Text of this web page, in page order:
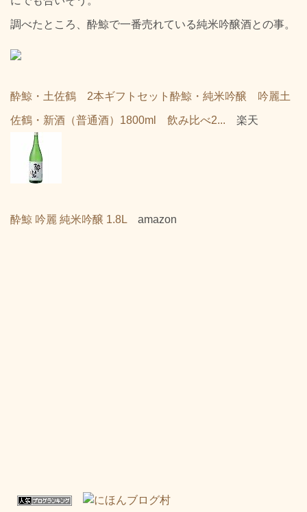
調べたところ、酔鯨で一番売れている純米吟醸酒との事。
酔鯨・土佐鶴 2本ギフトセット酔鯨・純米吟醸 吟麗土
佐鶴・新酒（普通酒）1800ml 飲み比べ2... 楽天
酔鯨 吟麗 純米吟醸 1.8Lamazon